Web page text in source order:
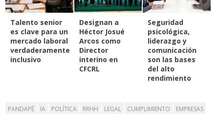
Talento senior
es clave para un
mercado laboral
verdaderamente
inclusivo
Designan a
Héctor Josué
Arcos como
Director
interino en
CFCRL
Seguridad
psicológica,
liderazgo y
comunicación
son las bases
del alto
rendimiento
PANDAPÉ IA POLÍTICA RRHH LEGAL CUMPLIMIENTO EMPRESAS